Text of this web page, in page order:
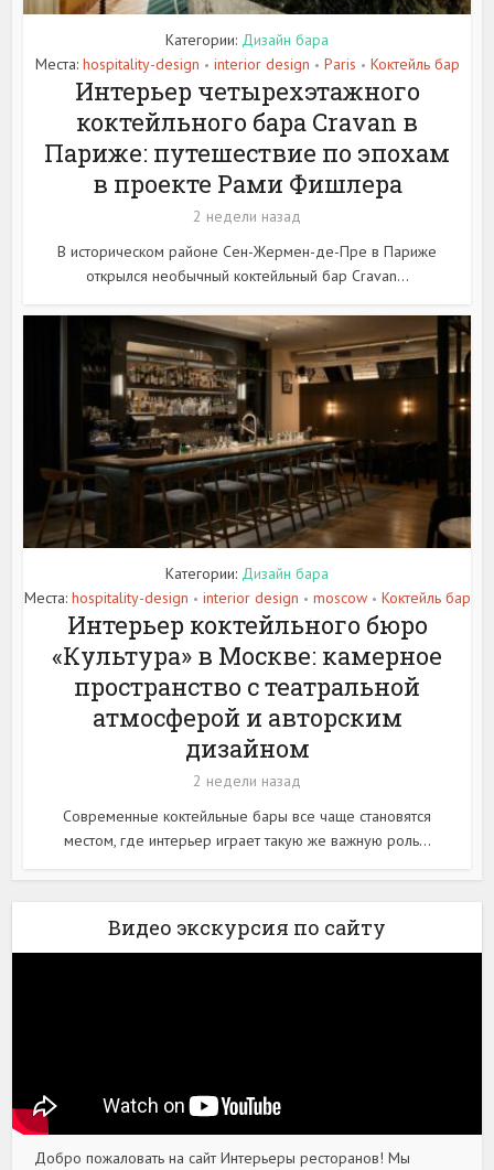
Категории: Дизайн бара
Места: hospitality-design • interior design • Paris • Коктейль бар
Интерьер четырехэтажного
коктейльного бара Cravan в
Париже: путешествие по эпохам
в проекте Рами Фишлера
2 недели назад
В историческом районе Сен-Жермен-де-Пре в Париже
открылся необычный коктейльный бар Cravan...
Категории: Дизайн бара
Места: hospitality-design • interior design • moscow • Коктейль бар
Интерьер коктейльного бюро
«Культура» в Москве: камерное
пространство с театральной
атмосферой и авторским
дизайном
2 недели назад
Современные коктейльные бары все чаще становятся
местом, где интерьер играет такую же важную роль...
Видео экскурсия по сайту
Добро пожаловать на сайт Интерьеры ресторанов! Мы